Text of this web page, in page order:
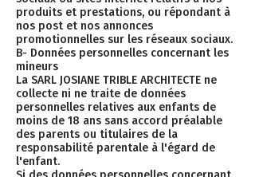
produits et prestations, ou répondant à
nos post et nos annonces
promotionnelles sur les réseaux sociaux.
B- Données personnelles concernant les
mineurs
La SARL JOSIANE TRIBLE ARCHITECTE ne
collecte ni ne traite de données
personnelles relatives aux enfants de
moins de 18 ans sans accord préalable
des parents ou titulaires de la
responsabilité parentale à l'égard de
l'enfant.